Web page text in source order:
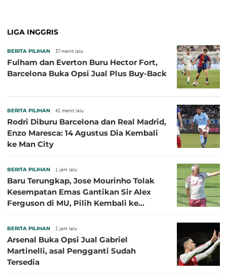
LIGA INGGRIS
BERITA PILIHAN 37 menit lalu
Fulham dan Everton Buru Hector Fort,
Barcelona Buka Opsi Jual Plus Buy-Back
BERITA PILIHAN 42 menit lalu
Rodri Diburu Barcelona dan Real Madrid,
Enzo Maresca: 14 Agustus Dia Kembali
ke Man City
BERITA PILIHAN 1 jam lalu
Baru Terungkap, Jose Mourinho Tolak
Kesempatan Emas Gantikan Sir Alex
Ferguson di MU, Pilih Kembali ke
BERITA PILIHAN 2 jam lalu
Arsenal Buka Opsi Jual Gabriel
Martinelli, asal Pengganti Sudah
Tersedia